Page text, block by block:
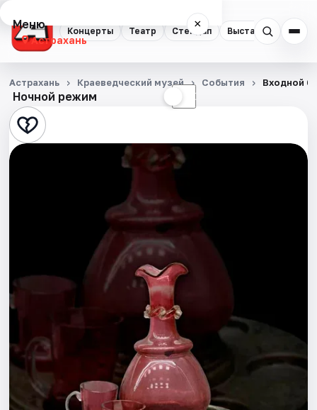
Концерты Театр Стендап Выставки
Меню ×
Астрахань
Концерты
Театр
Стендап
Спорт
События
Города
Площадки
Ночной режим ☾
Астрахань Краеведческий музей События Входной